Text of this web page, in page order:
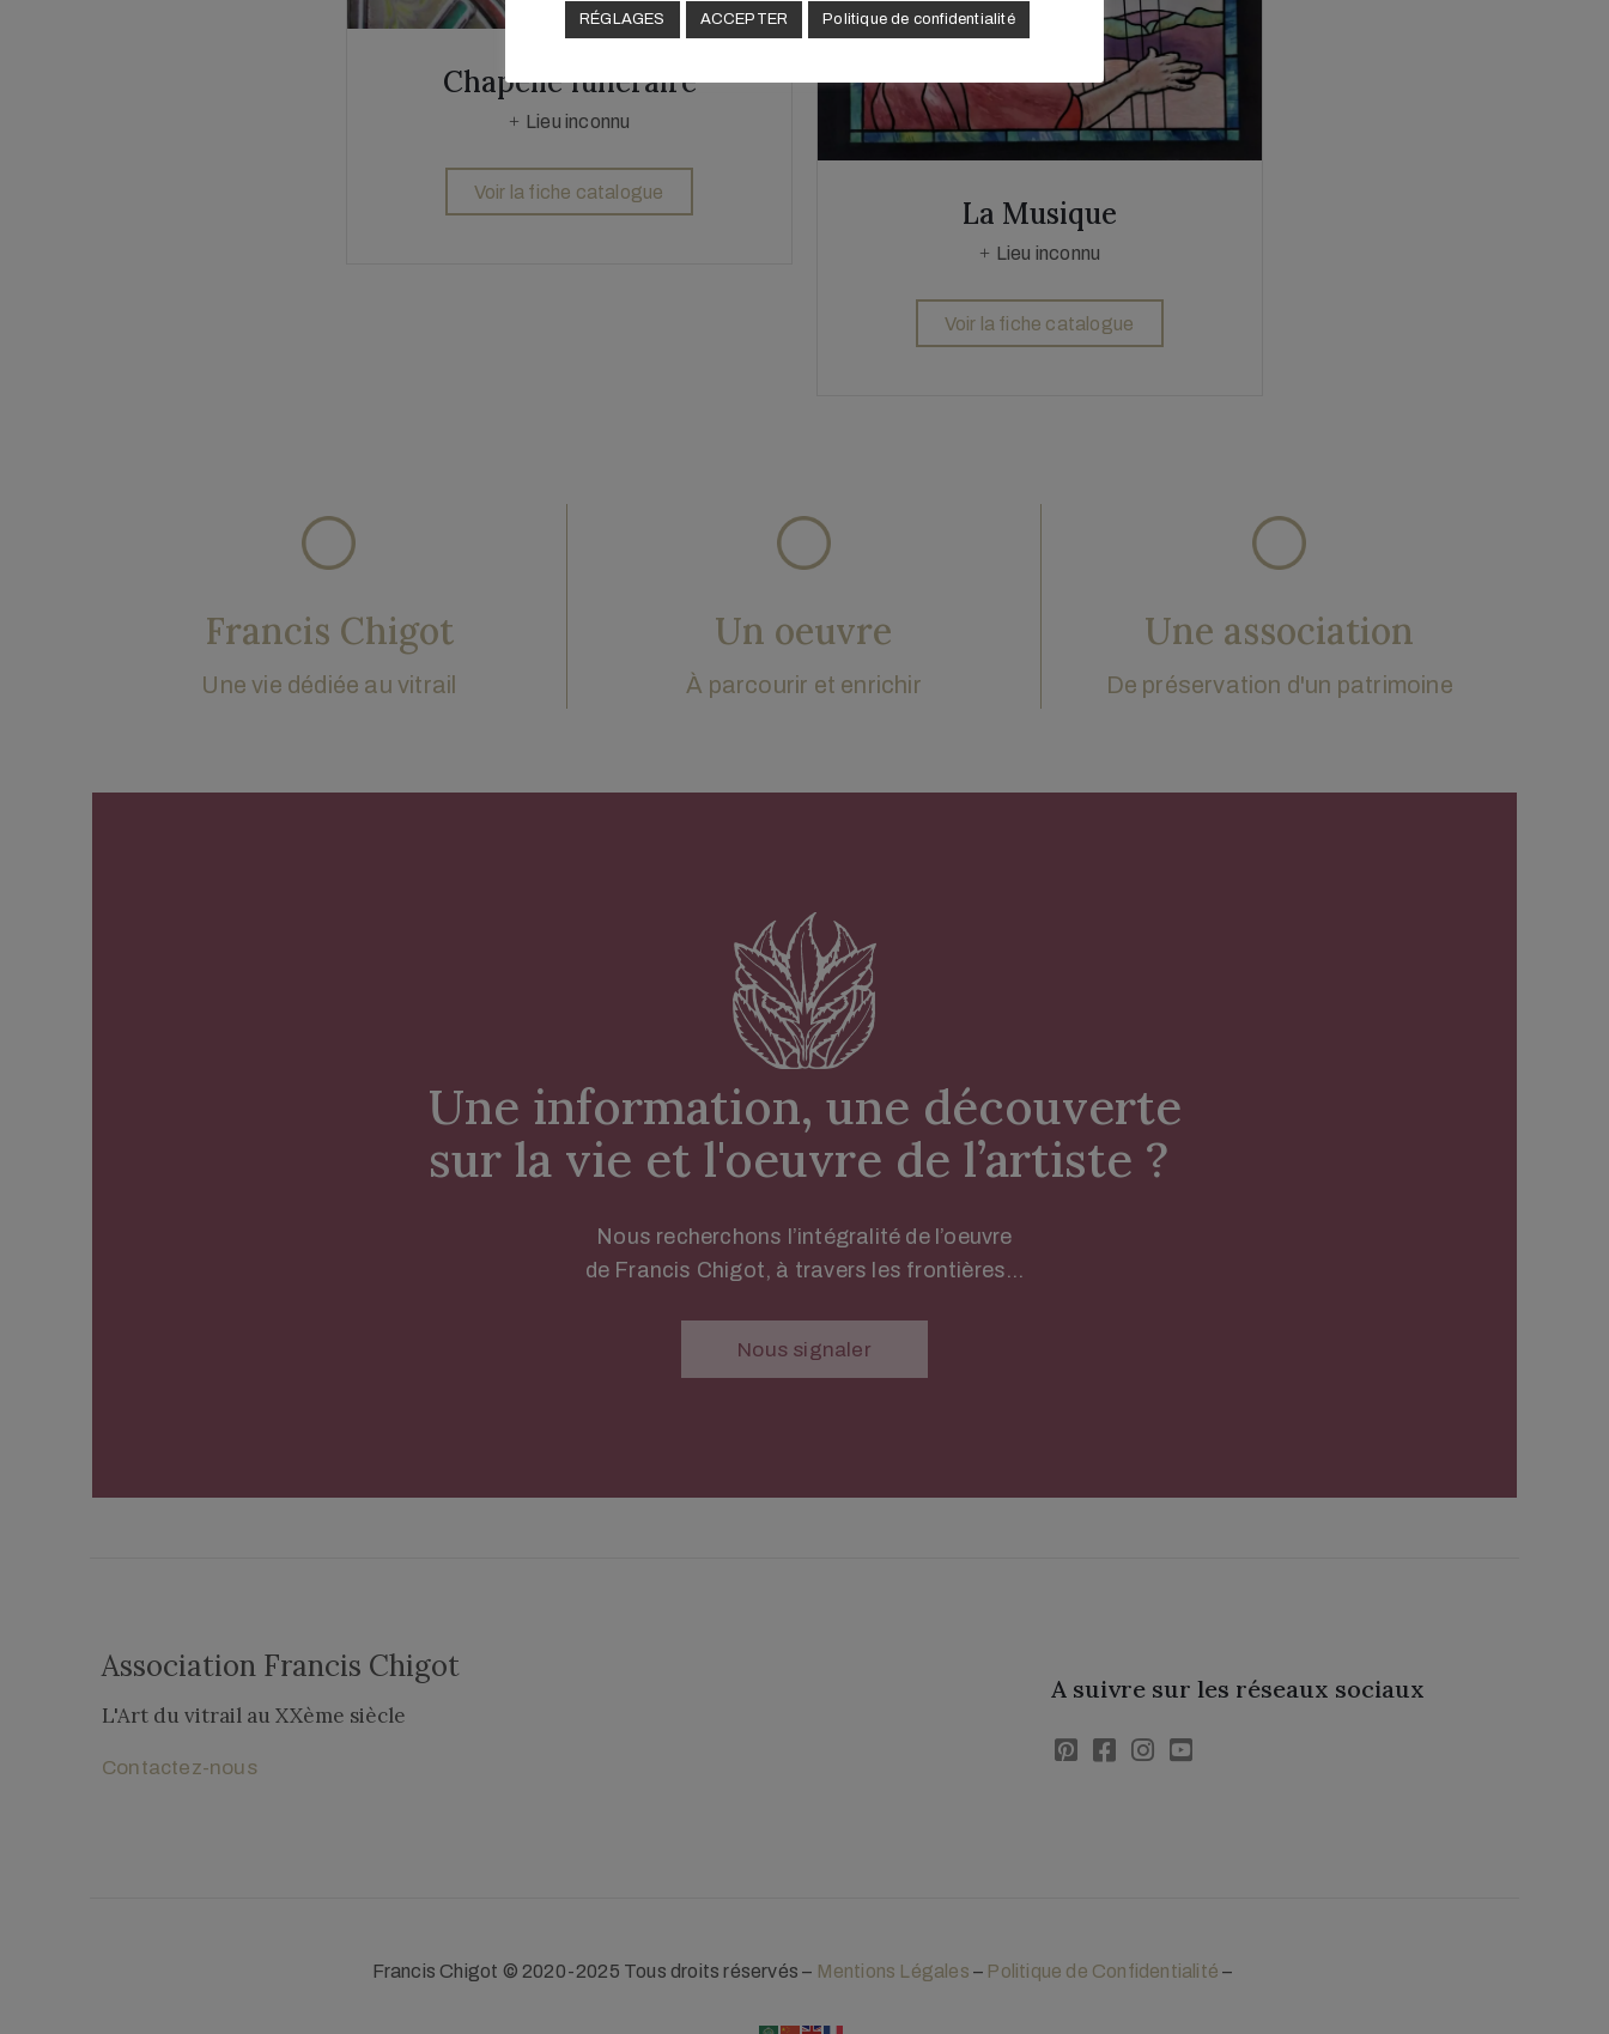
Chapelle funéraire
Lieu inconnu
Voir la fiche catalogue
La Musique
Lieu inconnu
Voir la fiche catalogue
Francis Chigot
Une vie dédiée au vitrail
Un oeuvre
À parcourir et enrichir
Une association
De préservation d'un patrimoine
Une information, une découverte
sur la vie et l'oeuvre de l’artiste ?
Nous recherchons l’intégralité de l’oeuvre
de Francis Chigot, à travers les frontières…
Nous signaler
Association Francis Chigot
L'Art du vitrail au XXème siècle​
Contactez-nous
A suivre sur les réseaux sociaux
Francis Chigot © 2020-2025 Tous droits réservés – Mentions Légales – Politique de Confidentialité –
RÉGLAGES ACCEPTER Politique de confidentialité